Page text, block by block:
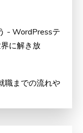
- WordPressテ
に解き放
職までの流れや